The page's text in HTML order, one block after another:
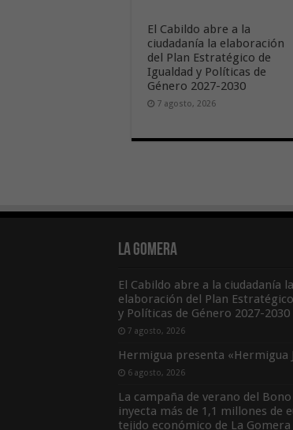
El Cabildo abre a la
ciudadanía la elaboración
del Plan Estratégico de
Igualdad y Políticas de
Género 2027-2030
7 agosto, 2026
La Gomera
El Cabildo abre a la ciudadanía la
elaboración del Plan
y Políticas de Género 2027-2030
7 agosto, 2026
Hermigua presenta «Hermigua
6 agosto, 2026
La campaña de verano del
inyecta más de 1,1 millones de
tejido económico de La Gomera